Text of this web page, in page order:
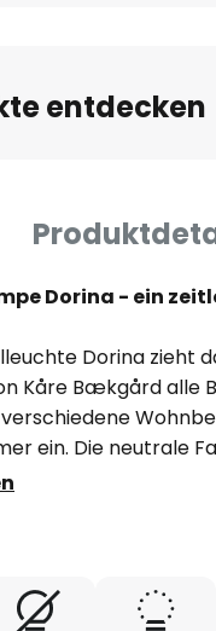
entdecken
Dorina - ein
Dorina zieht
Kåre Bækgård alle
ein. Die neutrale
die zeitlose